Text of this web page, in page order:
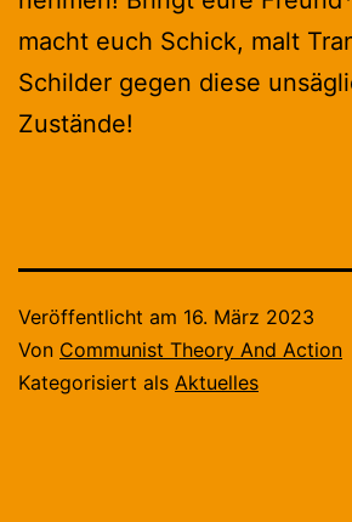
macht euch Schick, malt
Schilder gegen diese
Zustände!
Veröffentlicht am 16. März 2023
Von Communist Theory And Action
Kategorisiert als Aktuelles